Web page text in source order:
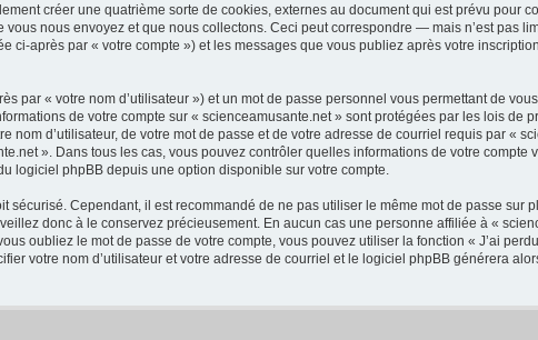
créer une quatrième sorte de cookies, externes au document qui est prévu pour
nous envoyez et que nous collectons. Ceci peut correspondre — mais n’est pas
ci-après par « votre compte ») et les messages que vous publiez après votre
par « votre nom d’utilisateur ») et un mot de passe personnel vous permettant de
de votre compte sur « scienceamusante.net » sont protégées par les lois de
nom d’utilisateur, de votre mot de passe et de votre adresse de courriel requis par «
». Dans tous les cas, vous pouvez contrôler quelles informations de votre compte
logiciel phpBB depuis une option disponible sur votre compte.
sécurisé. Cependant, il est recommandé de ne pas utiliser le même mot de passe sur
donc à le conservez précieusement. En aucun cas une personne affiliée à «
oubliez le mot de passe de votre compte, vous pouvez utiliser la fonction « J’ai
votre nom d’utilisateur et votre adresse de courriel et le logiciel phpBB générera